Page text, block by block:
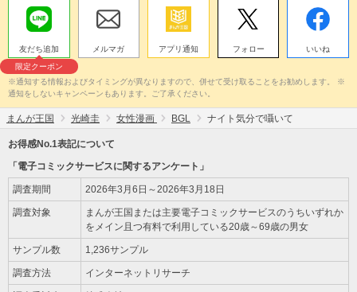
友だち追加
限定クーポン
メルマガ アプリ通知 フォロー いいね
※通知する情報およびタイミングが異なりますので、併せて受け取ることをお勧めします。 ※
通知をしないキャンペーンもあります。ご了承ください。
まんが王国 光崎圭 女性漫画 BGL ナイト気分で囁いて
お得感No.1表記について
「電子コミックサービスに関するアンケート」
調査期間 2026年3月6日～2026年3月18日
調査対象
まんが王国または主要電子コミックサービスのうちいずれか
をメイン且つ有料で利用している20歳～69歳の男女
サンプル数 1,236サンプル
調査方法 インターネットリサーチ